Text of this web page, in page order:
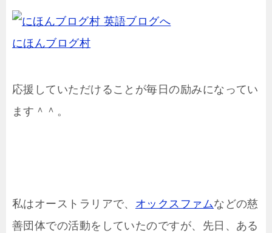
にほんブログ村
応援していただけることが毎日の励みになってい
ます＾＾。
私はオーストラリアで、 オックスファムなどの慈
善団体での活動をしていたのですが、先日、ある